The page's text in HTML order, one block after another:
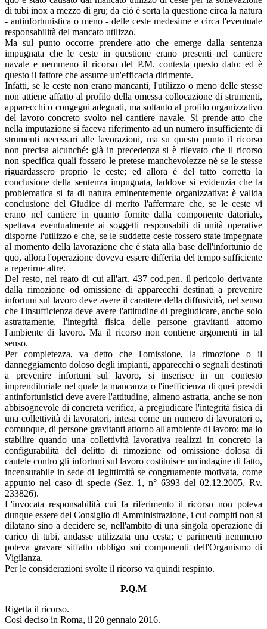
di tubi inox a mezzo di gru; da ciò è sorta la questione circa la natura
- antinfortunistica o meno - delle ceste medesime e circa l'eventuale
responsabilità del mancato utilizzo.
Ma sul punto occorre prendere atto che emerge dalla sentenza
impugnata che le ceste in questione erano presenti nel cantiere
navale e nemmeno il ricorso del P.M. contesta questo dato: ed è
questo il fattore che assume un'efficacia dirimente.
Infatti, se le ceste non erano mancanti, l'utilizzo o meno delle stesse
non attiene affatto al profilo della omessa collocazione di strumenti,
apparecchi o congegni adeguati, ma soltanto al profilo organizzativo
del lavoro concreto svolto nel cantiere navale. Si prende atto che
nella imputazione si faceva riferimento ad un numero insufficiente di
strumenti necessari alle lavorazioni, ma su questo punto il ricorso
non precisa alcunché: già in precedenza si è rilevato che il ricorso
non specifica quali fossero le pretese manchevolezze né se le stesse
riguardassero proprio le ceste; ed allora è del tutto corretta la
conclusione della sentenza impugnata, laddove si evidenzia che la
problematica si fa di natura eminentemente organizzativa: è valida
conclusione del Giudice di merito l'affermare che, se le ceste vi
erano nel cantiere in quanto fornite dalla componente datoriale,
spettava eventualmente ai soggetti responsabili di unità operative
disporne l'utilizzo e che, se le suddette ceste fossero state impegnate
al momento della lavorazione che è stata alla base dell'infortunio de
quo, allora l'operazione doveva essere differita del tempo sufficiente
a reperirne altre.
Del resto, nel reato di cui all'art. 437 cod.pen. il pericolo derivante
dalla rimozione od omissione di apparecchi destinati a prevenire
infortuni sul lavoro deve avere il carattere della diffusività, nel senso
che l'insufficienza deve avere l'attitudine di pregiudicare, anche solo
astrattamente, l'integrità fisica delle persone gravitanti attorno
l'ambiente di lavoro. Ma il ricorso non contiene argomenti in tal
senso.
Per completezza, va detto che l'omissione, la rimozione o il
danneggiamento doloso degli impianti, apparecchi o segnali destinati
a prevenire infortuni sul lavoro, si inserisce in un contesto
imprenditoriale nel quale la mancanza o l'inefficienza di quei presidi
antinfortunistici deve avere l'attitudine, almeno astratta, anche se non
abbisognevole di concreta verifica, a pregiudicare l'integrità fisica di
una collettività di lavoratori, intesa come un numero di lavoratori o,
comunque, di persone gravitanti attorno all'ambiente di lavoro: ma lo
stabilire quando una collettività lavorativa realizzi in concreto la
configurabilità del delitto di rimozione od omissione dolosa di
cautele contro gli infortuni sul lavoro costituisce un'indagine di fatto,
incensurabile in sede di legittimità se congruamente motivata, come
appunto nel caso di specie (Sez. 1, n° 6393 del 02.12.2005, Rv.
233826).
L'invocata responsabilità cui fa riferimento il ricorso non poteva
dunque essere del Consiglio di Amministrazione, i cui compiti non si
dilatano sino a decidere se, nell'ambito di una singola operazione di
carico di tubi, andasse utilizzata una cesta; e parimenti nemmeno
poteva gravare siffatto obbligo sui componenti dell'Organismo di
Vigilanza.
Per le considerazioni svolte il ricorso va quindi respinto.
P.Q.M
Rigetta il ricorso.
Così deciso in Roma, il 20 gennaio 2016.